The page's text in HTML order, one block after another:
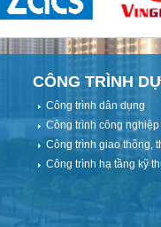
CÔNG TRÌNH
Công trình dân dụng
Công trình công nghiệp
Công trình giao thông,
Công trình hạ tầng kỹ